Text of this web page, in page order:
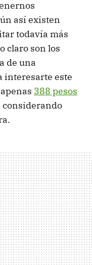
así existen
todavía más
claro son los
de una
interesarte este
388 pesos
considerando